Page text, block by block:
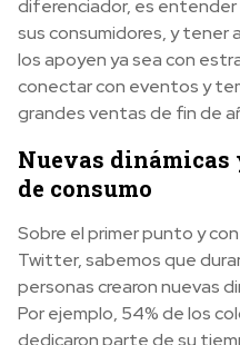
diferenciador, es
sus consumidores, y tener
los apoyen ya sea con
conectar con eventos y
grandes ventas de fin de
Nuevas dinámicas
de consumo
Sobre el primer punto y
Twitter, sabemos que
personas crearon nuevas
Por ejemplo, 54% de los
dedicaron parte de su